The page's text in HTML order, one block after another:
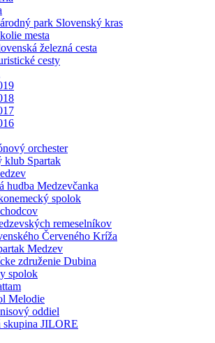
park Slovenský kras
mesta
železná cesta
cesty
orchester
klub Spartak
hudba Medzevčanka
spolok
remeselníkov
Červeného Kríža
Medzev
združenie Dubina
spolok
Melodie
oddiel
skupina JILORE